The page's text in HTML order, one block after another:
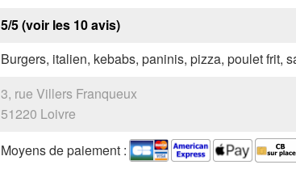
5/5 (voir les 10 avis)
Burgers, italien, kebabs, paninis, pizza, poulet frit,
3, rue Villers Franqueux
51220 Loivre
Moyens de paiement :